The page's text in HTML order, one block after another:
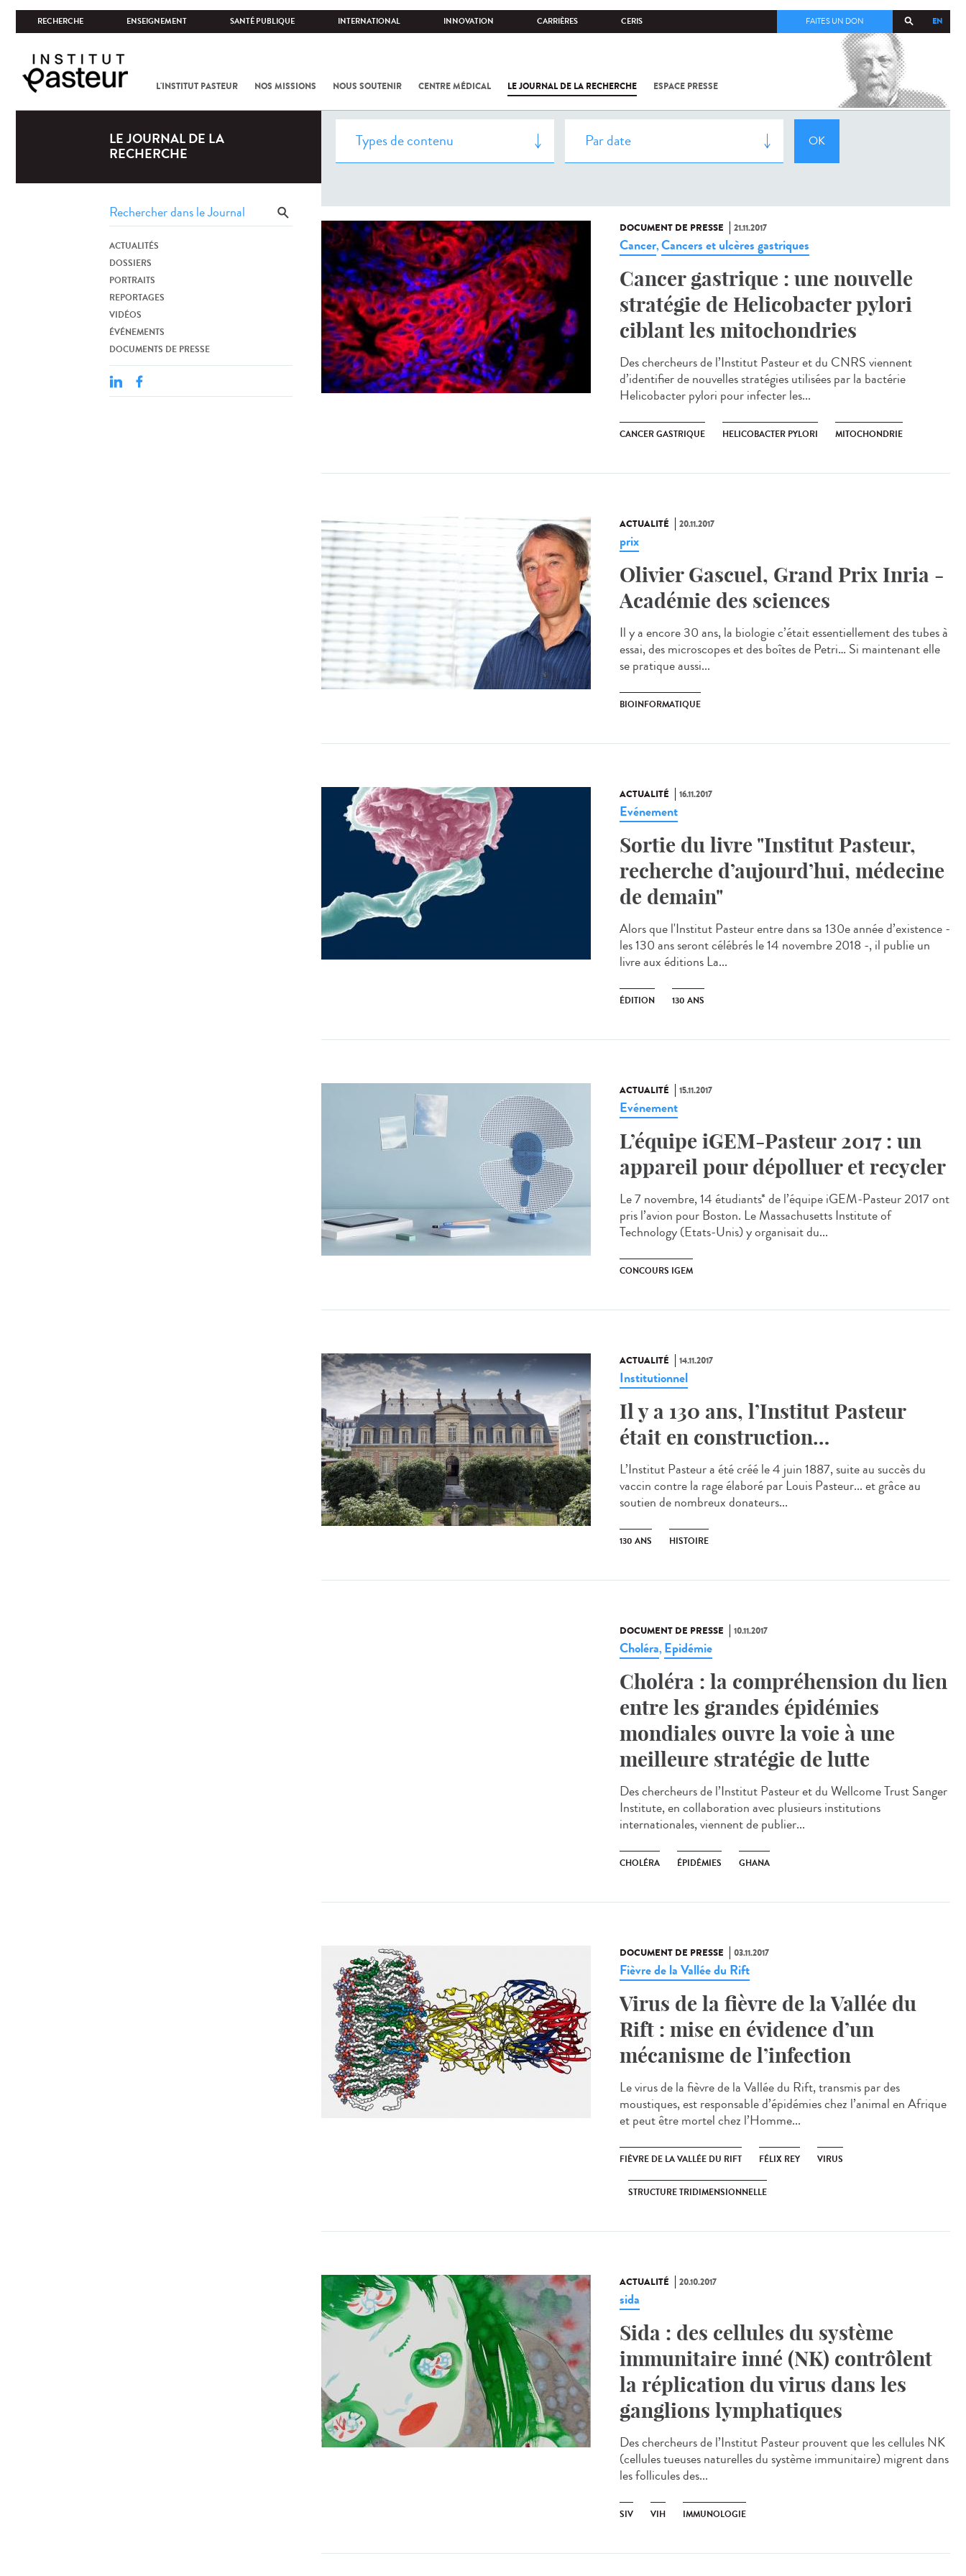
RECHERCHE ENSEIGNEMENT SANTÉ PUBLIQUE INTERNATIONAL INNOVATION CARRIÈRES CERIS EN
FAITES UN DON
L'INSTITUT PASTEUR NOS MISSIONS NOUS SOUTENIR CENTRE MÉDICAL LE JOURNAL DE LA RECHERCHE ESPACE PRESSE
COV-2 /
L'INSTITUT
PASTEUR
LE JOURNAL DE LA
RECHERCHE
ACTUALITÉS
DOSSIERS
PORTRAITS
REPORTAGES
VIDÉOS
ÉVÉNEMENTS
DOCUMENTS DE PRESSE
DOCUMENT DE PRESSE 21.11.2017
Cancer,Cancers et ulcères gastriques
Cancer gastrique : une nouvelle
stratégie de Helicobacter pylori
ciblant les mitochondries
Des chercheurs de l’Institut Pasteur et du CNRS viennent
d’identifier de nouvelles stratégies utilisées par la bactérie
Helicobacter pylori pour infecter les...
CANCER GASTRIQUE HELICOBACTER PYLORI MITOCHONDRIE
ACTUALITÉ 20.11.2017
prix
Olivier Gascuel, Grand Prix Inria -
Académie des sciences
Il y a encore 30 ans, la biologie c’était essentiellement des tubes à
essai, des microscopes et des boîtes de Petri… Si maintenant elle
se pratique aussi...
BIOINFORMATIQUE
ACTUALITÉ 16.11.2017
Evénement
Sortie du livre "Institut Pasteur,
recherche d’aujourd’hui, médecine
de demain"
Alors que l'Institut Pasteur entre dans sa 130e année d’existence -
les 130 ans seront célébrés le 14 novembre 2018 -, il publie un
livre aux éditions La...
ÉDITION 130 ANS
ACTUALITÉ 15.11.2017
Evénement
L’équipe iGEM-Pasteur 2017 : un
appareil pour dépolluer et recycler
Le 7 novembre, 14 étudiants* de l’équipe iGEM-Pasteur 2017 ont
pris l’avion pour Boston. Le Massachusetts Institute of
Technology (Etats-Unis) y organisait du...
CONCOURS IGEM
ACTUALITÉ 14.11.2017
Institutionnel
Il y a 130 ans, l’Institut Pasteur
était en construction…
L’Institut Pasteur a été créé le 4 juin 1887, suite au succès du
vaccin contre la rage élaboré par Louis Pasteur... et grâce au
soutien de nombreux donateurs...
130 ANS HISTOIRE
DOCUMENT DE PRESSE 10.11.2017
Choléra, Epidémie
Choléra : la compréhension du lien
entre les grandes épidémies
mondiales ouvre la voie à une
meilleure stratégie de lutte
Des chercheurs de l’Institut Pasteur et du Wellcome Trust Sanger
Institute, en collaboration avec plusieurs institutions
internationales, viennent de publier...
CHOLÉRA ÉPIDÉMIES GHANA
DOCUMENT DE PRESSE 03.11.2017
Fièvre de la Vallée du Rift
Virus de la fièvre de la Vallée du
Rift : mise en évidence d’un
mécanisme de l’infection
Le virus de la fièvre de la Vallée du Rift, transmis par des
moustiques, est responsable d’épidémies chez l’animal en Afrique
et peut être mortel chez l’Homme...
FIÈVRE DE LA VALLÉE DU RIFT FÉLIX REY VIRUS
STRUCTURE TRIDIMENSIONNELLE
ACTUALITÉ 20.10.2017
sida
Sida : des cellules du système
immunitaire inné (NK) contrôlent
la réplication du virus dans les
ganglions lymphatiques
Des chercheurs de l’Institut Pasteur prouvent que les cellules NK
(cellules tueuses naturelles du système immunitaire) migrent dans
les follicules des...
SIV VIH IMMUNOLOGIE